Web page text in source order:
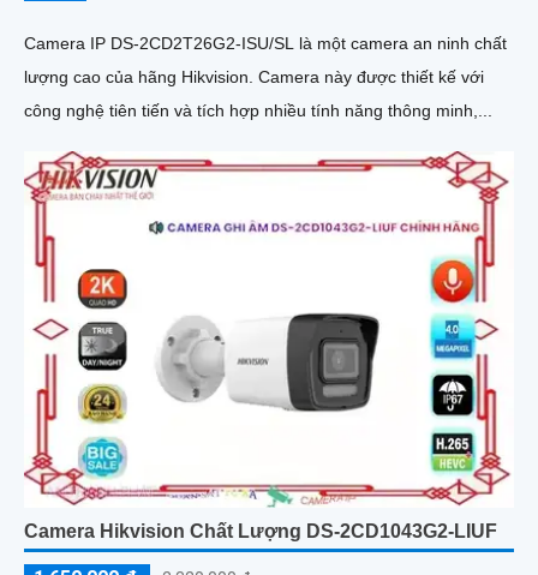
Camera IP DS-2CD2T26G2-ISU/SL là một camera an ninh chất
lượng cao của hãng Hikvision. Camera này được thiết kế với
công nghệ tiên tiến và tích hợp nhiều tính năng thông minh,...
Camera Hikvision Chất Lượng DS-2CD1043G2-LIUF